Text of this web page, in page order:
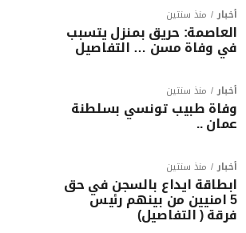
أخبار منذ سنتين
العاصمة: حريق بمنزل يتسبب
في وفاة مسن … التفاصيل
أخبار منذ سنتين
وفاة طبيب تونسي بسلطنة
عمان ..
أخبار منذ سنتين
ابطاقة ايداع بالسجن في حق
5 امنيين من بينهم رئيس
فرقة ( التفاصيل)